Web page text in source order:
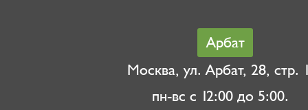
Арбат
Москва, ул. Арбат, 28, стр.
пн-вс с 12:00 до 5:00.